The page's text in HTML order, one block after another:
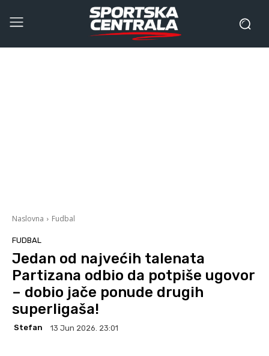
Naslovna Fudbal
FUDBAL
Jedan od najvećih talenata
Partizana odbio da potpiše ugovor
– dobio jače ponude drugih
superligaša!
Stefan 13 Jun 2026. 23:01